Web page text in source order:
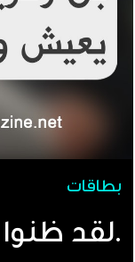
بطاقات
لقد ظنوا أنه مات ولكنه حي.